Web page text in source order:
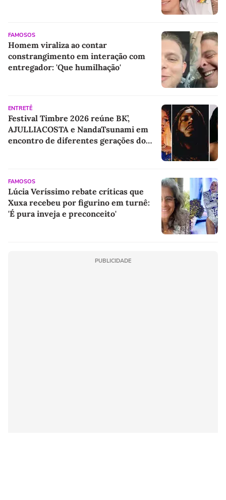
FAMOSOS
Homem viraliza ao contar
constrangimento em interação com
entregador: 'Que humilhação'
ENTRETÊ
Festival Timbre 2026 reúne BK’,
AJULLIACOSTA e NandaTsunami em
encontro de diferentes gerações do
FAMOSOS
Lúcia Veríssimo rebate críticas que
Xuxa recebeu por figurino em turnê:
'É pura inveja e preconceito'
PUBLICIDADE